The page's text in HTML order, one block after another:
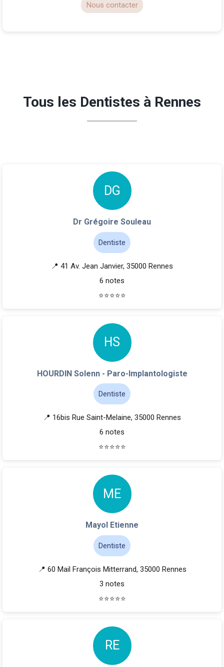
Nous contacter
Tous les Dentistes à Rennes
DG
Dr Grégoire Souleau
Dentiste
📍 41 Av. Jean Janvier, 35000 Rennes
6 notes
⭐⭐⭐⭐⭐
HS
HOURDIN Solenn - Paro-Implantologiste
Dentiste
📍 16bis Rue Saint-Melaine, 35000 Rennes
6 notes
⭐⭐⭐⭐⭐
ME
Mayol Etienne
Dentiste
📍 60 Mail François Mitterrand, 35000 Rennes
3 notes
⭐⭐⭐⭐⭐
RE